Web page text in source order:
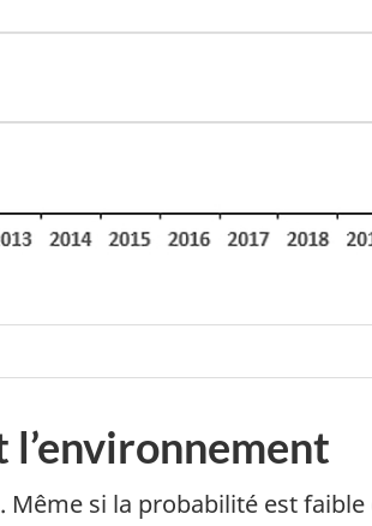
l’environnement
si la probabilité est faible